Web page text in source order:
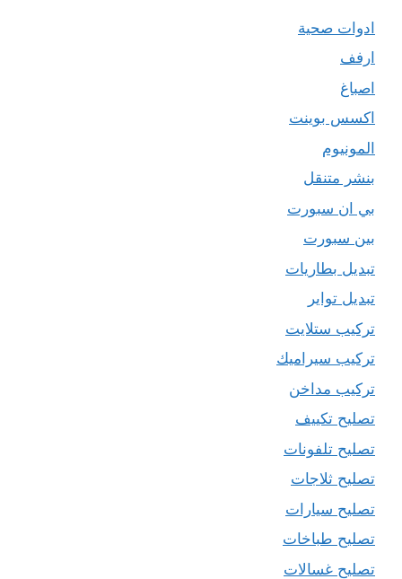
ادوات صحية
ارفف
اصباغ
اكسس بوينت
المونيوم
بنشر متنقل
بي ان سبورت
بين سبورت
تبديل بطاريات
تبديل تواير
تركيب ستلايت
تركيب سيراميك
تركيب مداخن
تصليح تكييف
تصليح تلفونات
تصليح ثلاجات
تصليح سيارات
تصليح طباخات
تصليح غسالات